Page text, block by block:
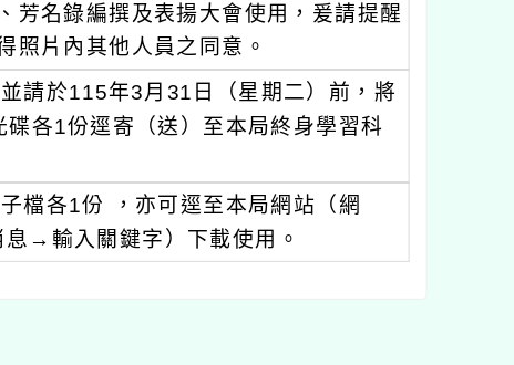
芳名錄編撰及表揚大會使用，爰請提醒
照片內其他人員之同意。
請於115年3月31日（星期二）前，將
各1份逕寄（送）至本局終身學習科
檔各1份 ，亦可逕至本局網站（網
→輸入關鍵字）下載使用。